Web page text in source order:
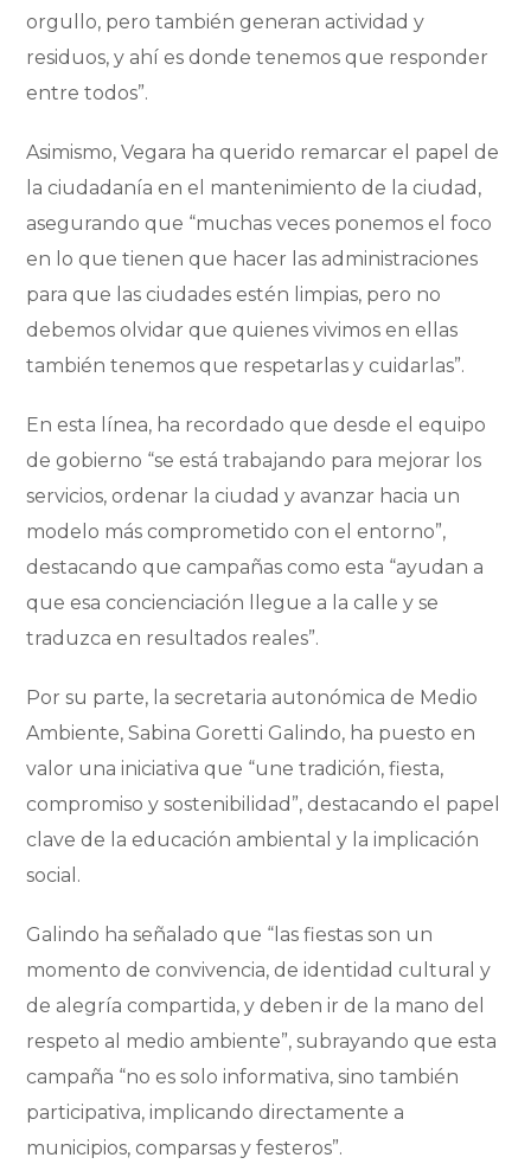
orgullo, pero también generan actividad y
residuos, y ahí es donde tenemos que responder
entre todos”.
Asimismo, Vegara ha querido remarcar el papel de
la ciudadanía en el mantenimiento de la ciudad,
asegurando que “muchas veces ponemos el foco
en lo que tienen que hacer las administraciones
para que las ciudades estén limpias, pero no
debemos olvidar que quienes vivimos en ellas
también tenemos que respetarlas y cuidarlas”.
En esta línea, ha recordado que desde el equipo
de gobierno “se está trabajando para mejorar los
servicios, ordenar la ciudad y avanzar hacia un
modelo más comprometido con el entorno”,
destacando que campañas como esta “ayudan a
que esa concienciación llegue a la calle y se
traduzca en resultados reales”.
Por su parte, la secretaria autonómica de Medio
Ambiente, Sabina Goretti Galindo, ha puesto en
valor una iniciativa que “une tradición, fiesta,
compromiso y sostenibilidad”, destacando el papel
clave de la educación ambiental y la implicación
social.
Galindo ha señalado que “las fiestas son un
momento de convivencia, de identidad cultural y
de alegría compartida, y deben ir de la mano del
respeto al medio ambiente”, subrayando que esta
campaña “no es solo informativa, sino también
participativa, implicando directamente a
municipios, comparsas y festeros”.